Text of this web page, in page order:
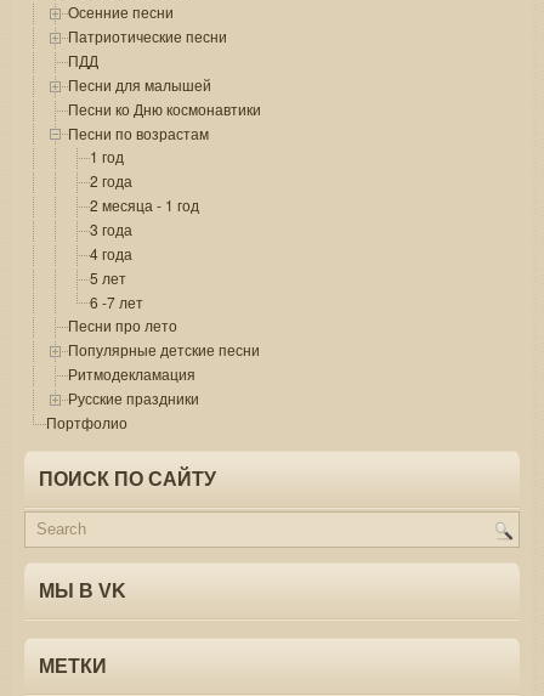
Осенние песни
Патриотические песни
ПДД
Песни для малышей
Песни ко Дню космонавтики
Песни по возрастам
1 год
2 года
2 месяца - 1 год
3 года
4 года
5 лет
6 -7 лет
Песни про лето
Популярные детские песни
Ритмодекламация
Русские праздники
Портфолио
ПОИСК ПО САЙТУ
МЫ В VK
МЕТКИ